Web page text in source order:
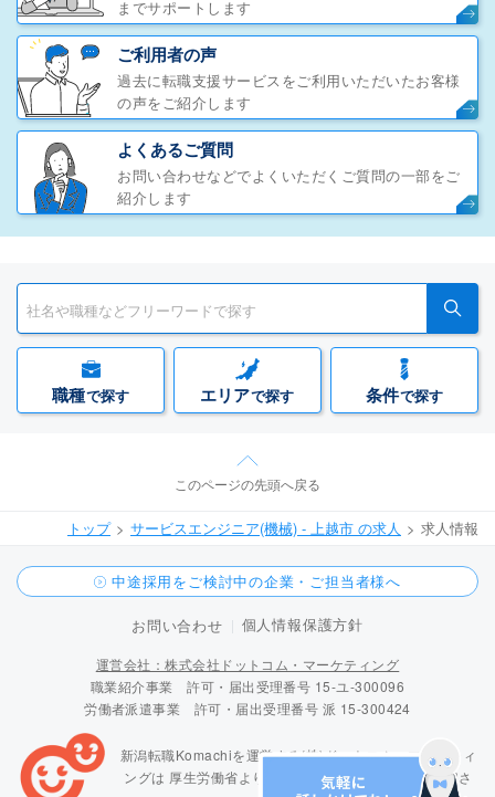
までサポートします
ご利用者の声
過去に転職支援サービスをご利用いただいたお客様
の声をご紹介します
よくあるご質問
お問い合わせなどでよくいただくご質問の一部をご
紹介します
職種で探す エリアで探す 条件で探す
このページの先頭へ戻る
トップ サービスエンジニア(機械) - 上越市 の求人 求人情報
中途採用をご検討中の企業・ご担当者様へ
お問い合わせ 個人情報保護方針
運営会社：株式会社ドットコム・マーケティング
職業紹介事業 許可・届出受理番号 15-ユ-300096
労働者派遣事業 許可・届出受理番号 派 15-300424
新潟転職Komachiを運営する(株)ドットコム・マーケティ
ングは 厚生労働省より「職業紹介優良事業者」に認定さ